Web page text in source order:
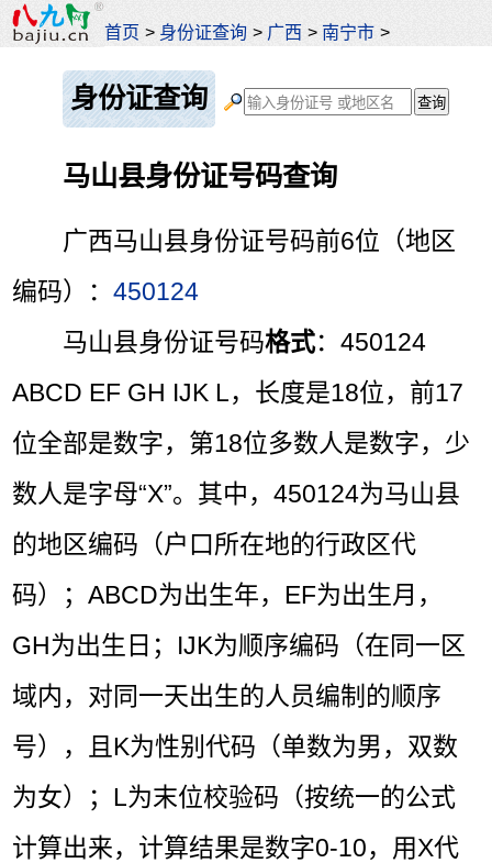
首页 > 身份证查询 > 广西 > 南宁市 >
身份证查询
马山县身份证号码查询
广西马山县身份证号码前6位（地区
编码）：450124
马山县身份证号码格式：450124
ABCD EF GH IJK L，长度是18位，前17
位全部是数字，第18位多数人是数字，少
数人是字母“X”。其中，450124为马山县
的地区编码（户口所在地的行政区代
码）；ABCD为出生年，EF为出生月，
GH为出生日；IJK为顺序编码（在同一区
域内，对同一天出生的人员编制的顺序
号），且K为性别代码（单数为男，双数
为女）；L为末位校验码（按统一的公式
计算出来，计算结果是数字0-10，用X代